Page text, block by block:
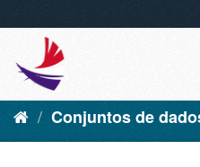
Conjuntos de